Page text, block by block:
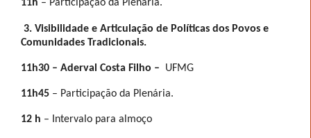
11h – Participação da Plenária.
3. Visibilidade e Articulação de Políticas dos Povos e
Comunidades Tradicionais.
11h30 – Aderval Costa Filho – UFMG
11h45 – Participação da Plenária.
12 h – Intervalo para almoço